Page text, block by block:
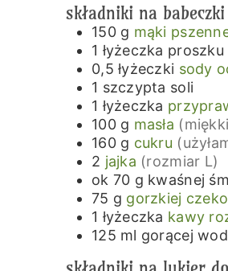
składniki na
150 g mąki
1 łyżeczka proszku
0,5 łyżeczki sody
1 szczypta soli
1 łyżeczka
100 g masła
160 g cukru
2 jajka (rozmiar L)
ok 70 g kwaśnej
75 g gorzkiej
1 łyżeczka kawy
125 ml gorącej